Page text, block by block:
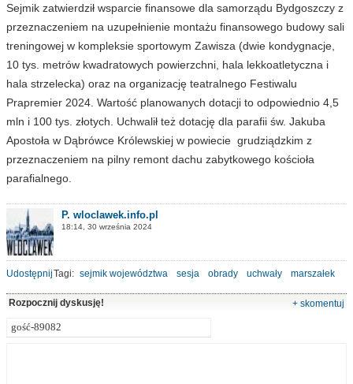
Sejmik zatwierdził wsparcie finansowe dla samorządu Bydgoszczy z
przeznaczeniem na uzupełnienie montażu finansowego budowy sali
treningowej w kompleksie sportowym Zawisza (dwie kondygnacje,
10 tys. metrów kwadratowych powierzchni, hala lekkoatletyczna i
hala strzelecka) oraz na organizację teatralnego Festiwalu
Prapremier 2024. Wartość planowanych dotacji to odpowiednio 4,5
mln i 100 tys. złotych. Uchwalił też dotację dla parafii św. Jakuba
Apostoła w Dąbrówce Królewskiej w powiecie grudziądzkim z
przeznaczeniem na pilny remont dachu zabytkowego kościoła
parafialnego.
P. wloclawek.info.pl
18:14, 30 września 2024
UdostępnijTagi: sejmik województwa sesja obrady uchwały marszałek
Rozpocznij dyskusję! + skomentuj